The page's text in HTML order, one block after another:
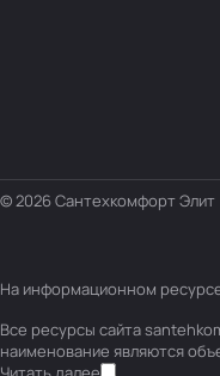
© 2026 Сантехкомфорт Элит
На информационном
Все ресурсы сайта
наименование являются